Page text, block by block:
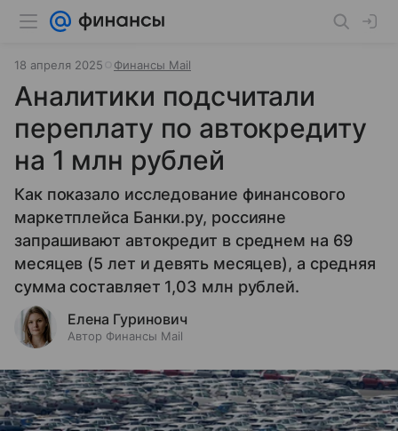
18 апреля 2025 Финансы Mail
Аналитики подсчитали
переплату по автокредиту
на 1 млн рублей
Как показало исследование финансового
маркетплейса Банки.ру, россияне
запрашивают автокредит в среднем на 69
месяцев (5 лет и девять месяцев), а средняя
сумма составляет 1,03 млн рублей.
Елена Гуринович
Автор Финансы Mail